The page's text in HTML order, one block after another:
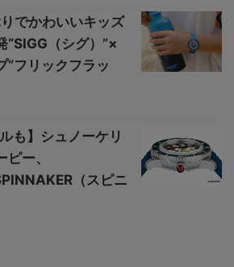
りでかわいいキッズ
“SIGG（シグ）”×
“フリックフラッ
も】シュノーケリ
ー、
（スピニ